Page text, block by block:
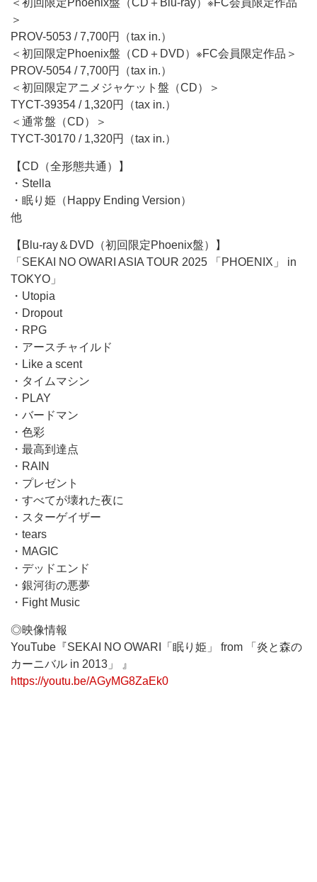
＜初回限定Phoenix盤（CD＋Blu-ray）※FC会員限定作品
＞
PROV-5053 / 7,700円（tax in.）
＜初回限定Phoenix盤（CD＋DVD）※FC会員限定作品＞
PROV-5054 / 7,700円（tax in.）
＜初回限定アニメジャケット盤（CD）＞
TYCT-39354 / 1,320円（tax in.）
＜通常盤（CD）＞
TYCT-30170 / 1,320円（tax in.）
【CD（全形態共通）】
・Stella
・眠り姫（Happy Ending Version）
他
【Blu-ray＆DVD（初回限定Phoenix盤）】
「SEKAI NO OWARI ASIA TOUR 2025 「PHOENIX」 in
TOKYO」
・Utopia
・Dropout
・RPG
・アースチャイルド
・Like a scent
・タイムマシン
・PLAY
・バードマン
・色彩
・最高到達点
・RAIN
・プレゼント
・すべてが壊れた夜に
・スターゲイザー
・tears
・MAGIC
・デッドエンド
・銀河街の悪夢
・Fight Music
◎映像情報
YouTube『SEKAI NO OWARI「眠り姫」 from 「炎と森の
カーニバル in 2013」 』
https://youtu.be/AGyMG8ZaEk0